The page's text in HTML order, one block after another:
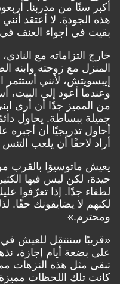
أكبر سنًا من مدربنا.
هذه الجودة. لا أعتقد
بقيت في أجواء العنف
خارج التزاماته مع
المنزل مع زوجته وابنه
إيبسويتش، لأنني
وعندما أعود إلى البيت،
من المميز جدًا أن أرى
جميلة ببساطة. يحاول
أحاول تدريجيًا أن
أراد لاحقًا أن يلعب
يعيش ماتوسيوَا بالقرب
جيدة، لكن ليس فيها
لطفاء جدًا. إذا تعرّفوا
لكنهم لا يضايقونك حقًا.
ومحترم.»
«قريبًا سننتقل للعيش
على بضعة أيام إجازة،
تبقى مثل هذه النزهات
كانت تلك اللحظات